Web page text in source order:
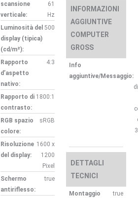
scansione
verticale:
61
Hz
Luminosità del
display (tipica)
(cd/m²):
500
Rapporto
d’aspetto
nativo:
4:3
Rapporto di
contrasto:
1800:1
RGB spazio
colore:
sRGB
Risoluzione
del display:
1600 x
1200
Pixel
Schermo
antiriflesso:
true
INFORMAZIONI
AGGIUNTIVE
COMPUTER
GROSS
Info
aggiuntive/Messaggio:
DETTAGLI
TECNICI
Montaggio
true